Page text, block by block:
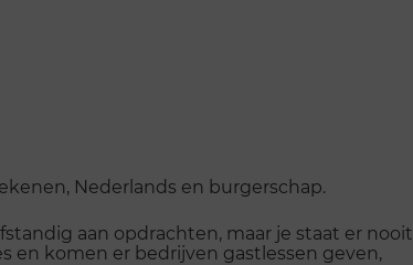
Nederlands en burgerschap.
aan opdrachten, maar je staat er nooit
en komen er bedrijven gastlessen geven,